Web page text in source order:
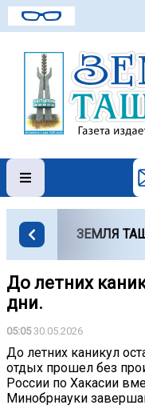
ЗЕМЛЯ
До летних
дни.
05:0530.05.2026
До летних каникул
отдых прошел без
России по Хакасии
Минобрнауки